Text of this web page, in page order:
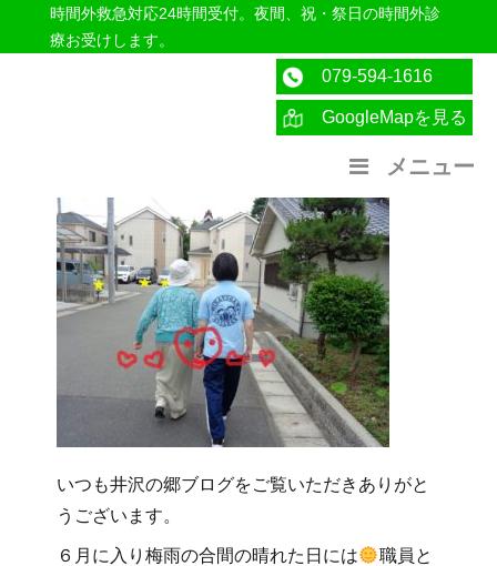
時間外救急対応24時間受付。夜間、祝・祭日の時間外診
療お受けします。
医療法人社団紀洋会 公式サイト
079-594-1616
GoogleMapを見る
メニュー
いつも井沢の郷ブログをご覧いただきありがと
うございます。
６月に入り梅雨の合間の晴れた日には
職員と